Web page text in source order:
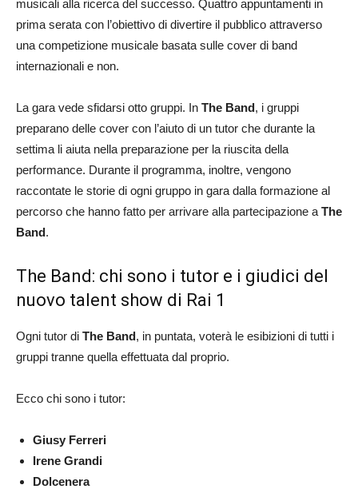
musicali alla ricerca del successo. Quattro appuntamenti in
prima serata con l’obiettivo di divertire il pubblico attraverso
una competizione musicale basata sulle cover di band
internazionali e non.
La gara vede sfidarsi otto gruppi. In The Band, i gruppi
preparano delle cover con l’aiuto di un tutor che durante la
settima li aiuta nella preparazione per la riuscita della
performance. Durante il programma, inoltre, vengono
raccontate le storie di ogni gruppo in gara dalla formazione al
percorso che hanno fatto per arrivare alla partecipazione a The
Band.
The Band: chi sono i tutor e i giudici del
nuovo talent show di Rai 1
Ogni tutor di The Band, in puntata, voterà le esibizioni di tutti i
gruppi tranne quella effettuata dal proprio.
Ecco chi sono i tutor:
Giusy Ferreri
Irene Grandi
Dolcenera